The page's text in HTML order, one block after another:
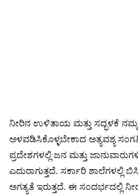
ನೀರಿನ ಉಳಿತಾಯ ಮತ್ತು ಸದ್ಭಳಕೆ ನಮ್ಮ
ಅಳವಡಿಸಿಕೊಳ್ಳಬೇಕಾದ ಅತ್ಯವಶ್ಯ
ಪ್ರದೇಶಗಳಲ್ಲಿ ಜನ ಮತ್ತು
ಎದುರಾಗುತ್ತದೆ. ಸರ್ಕಾರಿ ಶಾಲೆಗಳಲ್ಲಿ
ಅಗತ್ಯತೆ ಇರುತ್ತದೆ. ಈ ಸಂದರ್ಭದಲ್ಲಿ